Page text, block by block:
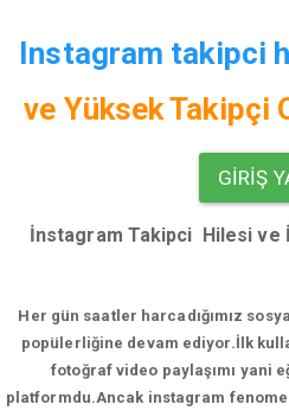
Instagram takipci
ve Yüksek Takipçi
GIRIŞ
İnstagram Takipci Hilesi ve
Her gün saatler harcadığımız
popülerliğine devam ediyor.İlk
fotoğraf video paylaşımı yani
platformdu.Ancak instagram